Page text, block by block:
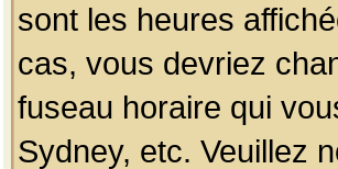
sont les heures
cas, vous devriez
fuseau horaire qui
Sydney, etc. Veuillez